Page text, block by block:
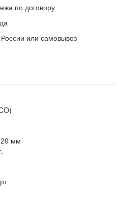
по договору
или самовывоз
20 мм